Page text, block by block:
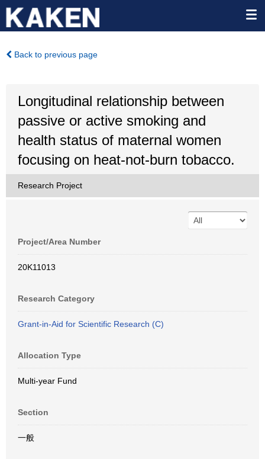
Back to previous page
Longitudinal relationship between
passive or active smoking and
health status of maternal women
focusing on heat-not-burn tobacco.
Research Project
Project/Area Number
20K11013
Research Category
Grant-in-Aid for Scientific Research (C)
Allocation Type
Multi-year Fund
Section
一般